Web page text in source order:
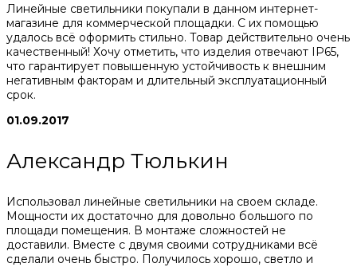
Линейные светильники покупали в данном интернет-
магазине для коммерческой площадки. С их помощью
удалось всё оформить стильно. Товар действительно очень
качественный! Хочу отметить, что изделия отвечают IP65,
что гарантирует повышенную устойчивость к внешним
негативным факторам и длительный эксплуатационный
срок.
01.09.2017
Александр Тюлькин
Использовал линейные светильники на своем складе.
Мощности их достаточно для довольно большого по
площади помещения. В монтаже сложностей не
доставили. Вместе с двумя своими сотрудниками всё
сделали очень быстро. Получилось хорошо, светло и